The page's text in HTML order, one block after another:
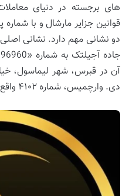
های برجسته در دنیای
دو نشانی مهم دارد. نشانی
آن در قبرس، شهر لیماسول،
دی. وارچمیس، شماره ۴۱۰۲ واقع شده است.